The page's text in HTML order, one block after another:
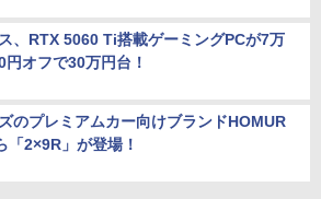
、RTX 5060 Ti搭載ゲーミングPCが7万
円オフで30万円台！
のプレミアムカー向けブランドHOMUR
「2×9R」が登場！